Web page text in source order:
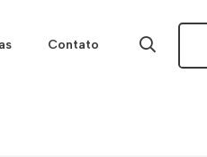
Contato